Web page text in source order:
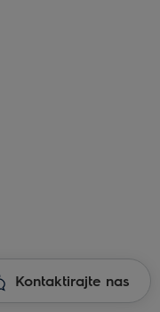
Kontaktirajte nas